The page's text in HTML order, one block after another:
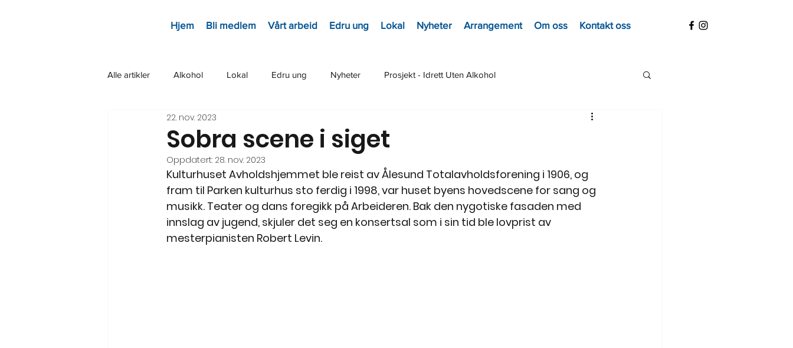
Hjem Bli medlem Vårt arbeid Edru ung Lokal Nyheter Arrangement Om oss Kontakt oss
Alle artikler Alkohol Lokal Edru ung Nyheter Prosjekt - Idrett Uten Alkohol
Sobra scene i siget
22. nov. 2023
Oppdatert: 28. nov. 2023
Kulturhuset Avholdshjemmet ble reist av Ålesund Totalavholdsforening i 1906, og
fram til Parken kulturhus sto ferdig i 1998, var huset byens hovedscene for sang og
musikk. Teater og dans foregikk på Arbeideren. Bak den nygotiske fasaden med
innslag av jugend, skjuler det seg en konsertsal som i sin tid ble lovprist av
mesterpianisten Robert Levin.